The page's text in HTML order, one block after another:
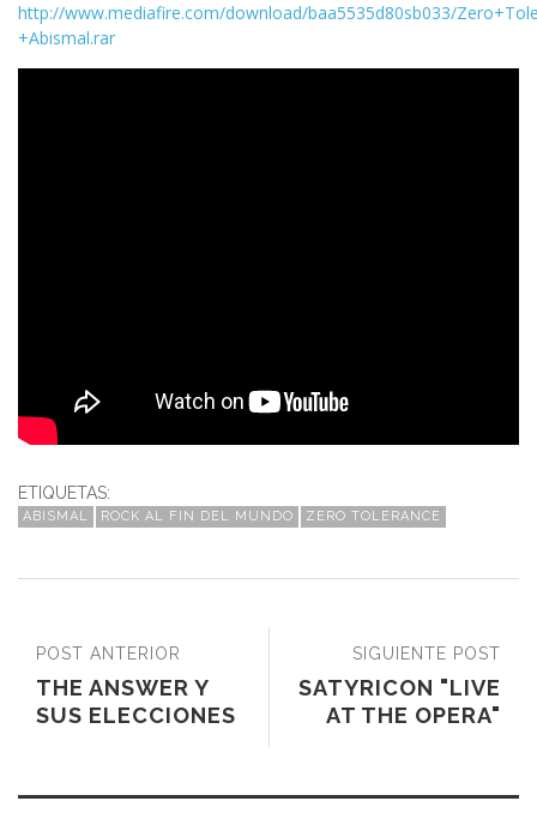
http://www.mediafire.com/download/baa5535d80sb033/
+Abismal.rar
ETIQUETAS:
ABISMAL ROCK AL FIN DEL MUNDO ZERO TOLERANCE
SIGUIENTE POST
SATYRICON "LIVE
AT THE OPERA"
POST ANTERIOR
THE ANSWER Y
SUS ELECCIONES